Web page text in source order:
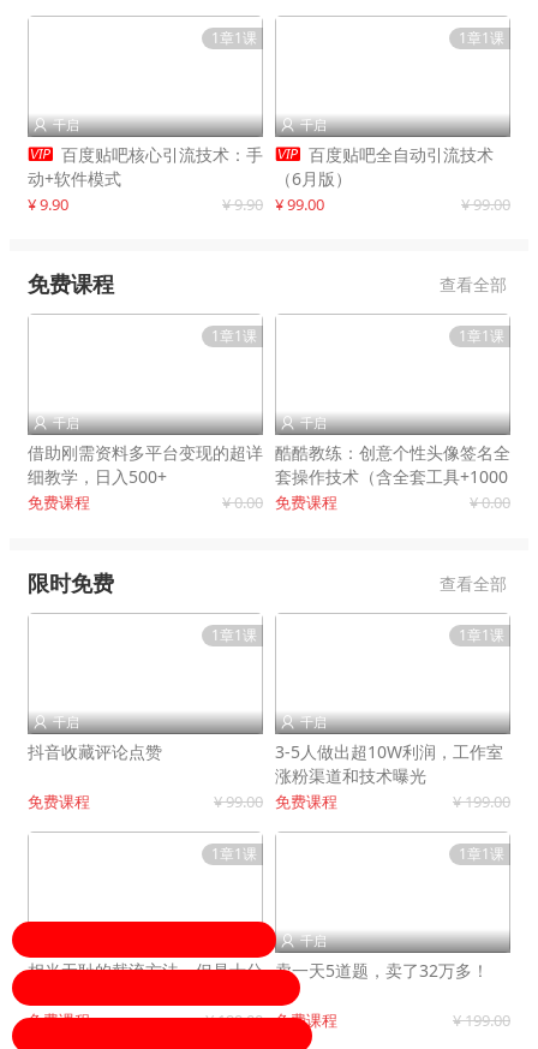
1章1课
 千启
 百度贴吧核心引流技术：手
动+软件模式
¥ 9.90 ¥ 9.90
1章1课
 千启
 百度贴吧全自动引流技术
（6月版）
¥ 99.00 ¥ 99.00
免费课程 查看全部
1章1课
 千启
借助刚需资料多平台变现的超详
细教学，日入500+
免费课程 ¥ 0.00
1章1课
 千启
酷酷教练：创意个性头像签名全
套操作技术（含全套工具+1000
套模板）
免费课程 ¥ 0.00
限时免费 查看全部
1章1课
 千启
抖音收藏评论点赞
免费课程 ¥ 99.00
1章1课
 千启
3-5人做出超10W利润，工作室
涨粉渠道和技术曝光
免费课程 ¥ 199.00
1章1课
相当无耻的截流方法，但是十分
免费课程 ¥ 199.00
1章1课
 千启
卖一天5道题，卖了32万多！
免费课程 ¥ 199.00